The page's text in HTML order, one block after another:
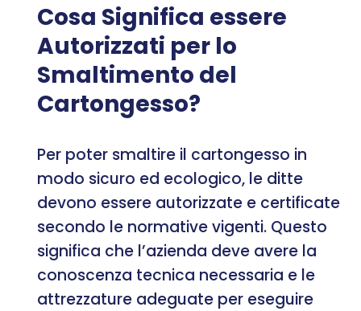
Cosa Significa essere
Autorizzati per lo
Smaltimento del
Cartongesso?
Per poter smaltire il cartongesso in
modo sicuro ed ecologico, le ditte
devono essere autorizzate e certificate
secondo le normative vigenti. Questo
significa che l’azienda deve avere la
conoscenza tecnica necessaria e le
attrezzature adeguate per eseguire